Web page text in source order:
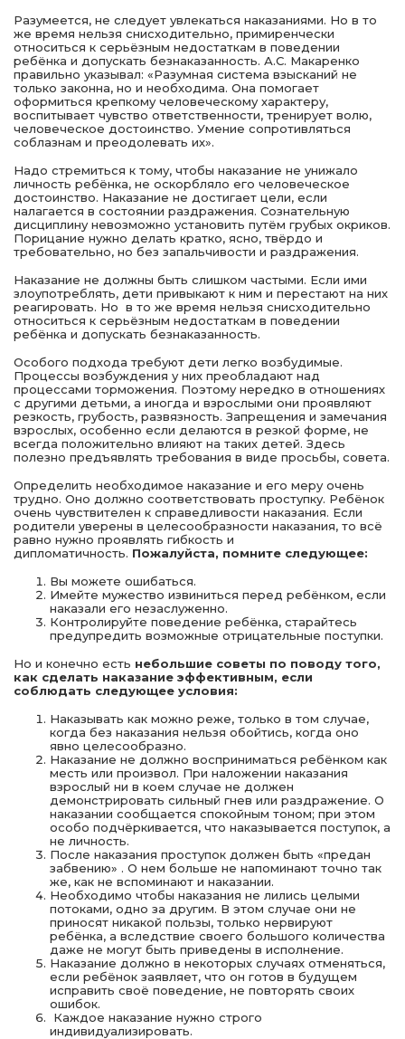
Разумеется, не следует увлекаться наказаниями. Но в то
же время нельзя снисходительно, примиренчески
относиться к серьёзным недостаткам в поведении
ребёнка и допускать безнаказанность. А.С. Макаренко
правильно указывал: «Разумная система взысканий не
только законна, но и необходима. Она помогает
оформиться крепкому человеческому характеру,
воспитывает чувство ответственности, тренирует волю,
человеческое достоинство. Умение сопротивляться
соблазнам и преодолевать их».
Надо стремиться к тому, чтобы наказание не унижало
личность ребёнка, не оскорбляло его человеческое
достоинство. Наказание не достигает цели, если
налагается в состоянии раздражения. Сознательную
дисциплину невозможно установить путём грубых окриков.
Порицание нужно делать кратко, ясно, твёрдо и
требовательно, но без запальчивости и раздражения.
Наказание не должны быть слишком частыми. Если ими
злоупотреблять, дети привыкают к ним и перестают на них
реагировать. Но в то же время нельзя снисходительно
относиться к серьёзным недостаткам в поведении
ребёнка и допускать безнаказанность.
Особого подхода требуют дети легко возбудимые.
Процессы возбуждения у них преобладают над
процессами торможения. Поэтому нередко в отношениях
с другими детьми, а иногда и взрослыми они проявляют
резкость, грубость, развязность. Запрещения и замечания
взрослых, особенно если делаются в резкой форме, не
всегда положительно влияют на таких детей. Здесь
полезно предъявлять требования в виде просьбы, совета.
Определить необходимое наказание и его меру очень
трудно. Оно должно соответствовать проступку. Ребёнок
очень чувствителен к справедливости наказания. Если
родители уверены в целесообразности наказания, то всё
равно нужно проявлять гибкость и
дипломатичность. Пожалуйста, помните следующее:
Вы можете ошибаться.
Имейте мужество извиниться перед ребёнком, если
наказали его незаслуженно.
Контролируйте поведение ребёнка, старайтесь
предупредить возможные отрицательные поступки.
Но и конечно есть небольшие советы по поводу того,
как сделать наказание эффективным, если
соблюдать следующее условия:
Наказывать как можно реже, только в том случае,
когда без наказания нельзя обойтись, когда оно
явно целесообразно.
Наказание не должно восприниматься ребёнком как
месть или произвол. При наложении наказания
взрослый ни в коем случае не должен
демонстрировать сильный гнев или раздражение. О
наказании сообщается спокойным тоном; при этом
особо подчёркивается, что наказывается поступок, а
не личность.
После наказания проступок должен быть «предан
забвению» . О нем больше не напоминают точно так
же, как не вспоминают и наказании.
Необходимо чтобы наказания не лились целыми
потоками, одно за другим. В этом случае они не
приносят никакой пользы, только нервируют
ребёнка, а вследствие своего большого количества
даже не могут быть приведены в исполнение.
Наказание должно в некоторых случаях отменяться,
если ребёнок заявляет, что он готов в будущем
исправить своё поведение, не повторять своих
ошибок.
Каждое наказание нужно строго
индивидуализировать.